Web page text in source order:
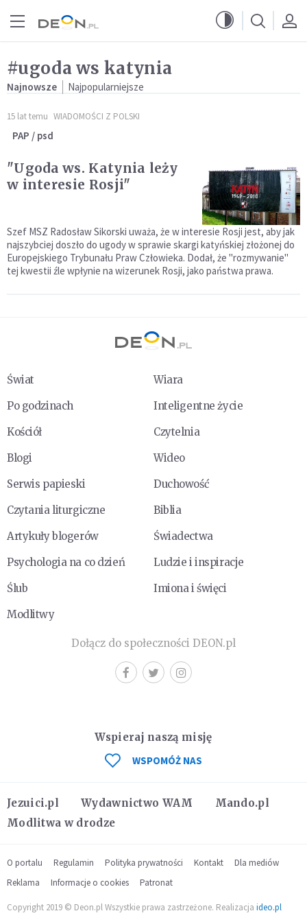
#ugoda ws katynia
Najnowsze Najpopularniejsze
15 lat temu WIADOMOŚCI Z POLSKI
PAP / psd
"Ugoda ws. Katynia leży
w interesie Rosji"
Szef MSZ Radosław Sikorski uważa, że w interesie Rosji jest, aby jak
najszybciej doszło do ugody w sprawie skargi katyńskiej złożonej do
Europejskiego Trybunału Praw Człowieka. Dodał, że "rozmywanie"
tej kwestii źle wpłynie na wizerunek Rosji, jako państwa prawa.
Świat
Wiara
Po godzinach
Inteligentne życie
Kościół
Czytelnia
Blogi
Wideo
Serwis papieski
Duchowość
Czytania liturgiczne
Biblia
Artykuły blogerów
Świadectwa
Psychologia na co dzień
Ludzie i inspiracje
Ślub
Imiona i święci
Modlitwy
Dołącz do społeczności DEON.pl
Jezuici.pl Wydawnictwo WAM
Mando.pl
Modlitwa w drodze
Wspieraj naszą misję
WSPOMÓŻ NAS
O portalu Regulamin Polityka prywatności Kontakt
Dla mediów
Reklama
Informacje o cookies Patronat
Copyright 2019 © Deon.pl Wszystkie prawa zastrzeżone. Realizacja ideo.pl